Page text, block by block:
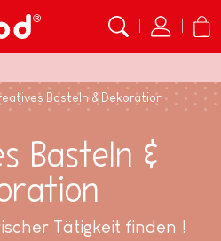
Basteln & Dekoration
Basteln &
Tätigkeit finden !